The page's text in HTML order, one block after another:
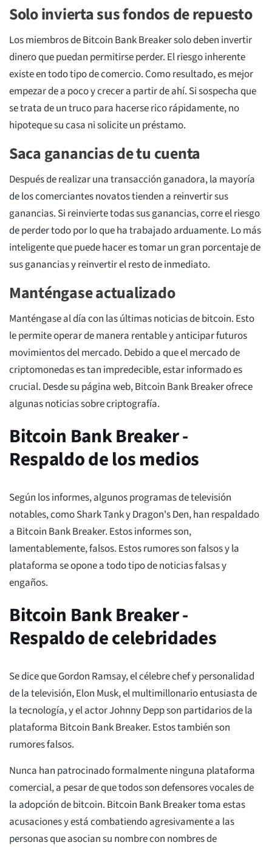
Solo invierta sus fondos de repuesto
Los miembros de Bitcoin Bank Breaker solo deben invertir
dinero que puedan permitirse perder. El riesgo inherente
existe en todo tipo de comercio. Como resultado, es mejor
empezar de a poco y crecer a partir de ahí. Si sospecha que
se trata de un truco para hacerse rico rápidamente, no
hipoteque su casa ni solicite un préstamo.
Saca ganancias de tu cuenta
Después de realizar una transacción ganadora, la mayoría
de los comerciantes novatos tienden a reinvertir sus
ganancias. Si reinvierte todas sus ganancias, corre el riesgo
de perder todo por lo que ha trabajado arduamente. Lo más
inteligente que puede hacer es tomar un gran porcentaje de
sus ganancias y reinvertir el resto de inmediato.
Manténgase actualizado
Manténgase al día con las últimas noticias de bitcoin. Esto
le permite operar de manera rentable y anticipar futuros
movimientos del mercado. Debido a que el mercado de
criptomonedas es tan impredecible, estar informado es
crucial. Desde su página web, Bitcoin Bank Breaker ofrece
algunas noticias sobre criptografía.
Bitcoin Bank Breaker -
Respaldo de los medios
Según los informes, algunos programas de televisión
notables, como Shark Tank y Dragon's Den, han respaldado
a Bitcoin Bank Breaker. Estos informes son,
lamentablemente, falsos. Estos rumores son falsos y la
plataforma se opone a todo tipo de noticias falsas y
engaños.
Bitcoin Bank Breaker -
Respaldo de celebridades
Se dice que Gordon Ramsay, el célebre chef y personalidad
de la televisión, Elon Musk, el multimillonario entusiasta de
la tecnología, y el actor Johnny Depp son partidarios de la
plataforma Bitcoin Bank Breaker. Estos también son
rumores falsos.
Nunca han patrocinado formalmente ninguna plataforma
comercial, a pesar de que todos son defensores vocales de
la adopción de bitcoin. Bitcoin Bank Breaker toma estas
acusaciones y está combatiendo agresivamente a las
personas que asocian su nombre con nombres de